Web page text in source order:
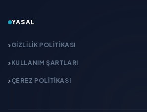
YASAL
GIZLILIK POLITIKASI
KULLANIM ŞARTLARI
ÇEREZ POLITIKASI